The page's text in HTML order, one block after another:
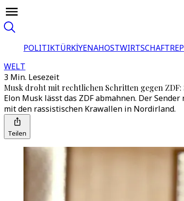
POLITIKTÜRKİYENAHOSTWIRTSCHAFT
WELT
3 Min. Lesezeit
Musk droht mit rechtlichen Schritten gegen
Elon Musk lässt das ZDF abmahnen. Der
mit den rassistischen Krawallen in Nordirland.
Teilen